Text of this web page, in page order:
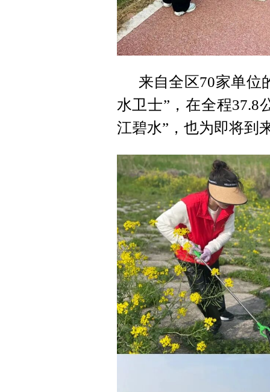
来自全区70家单位
水卫士”，在全程37.8
江碧水”，也为即将到